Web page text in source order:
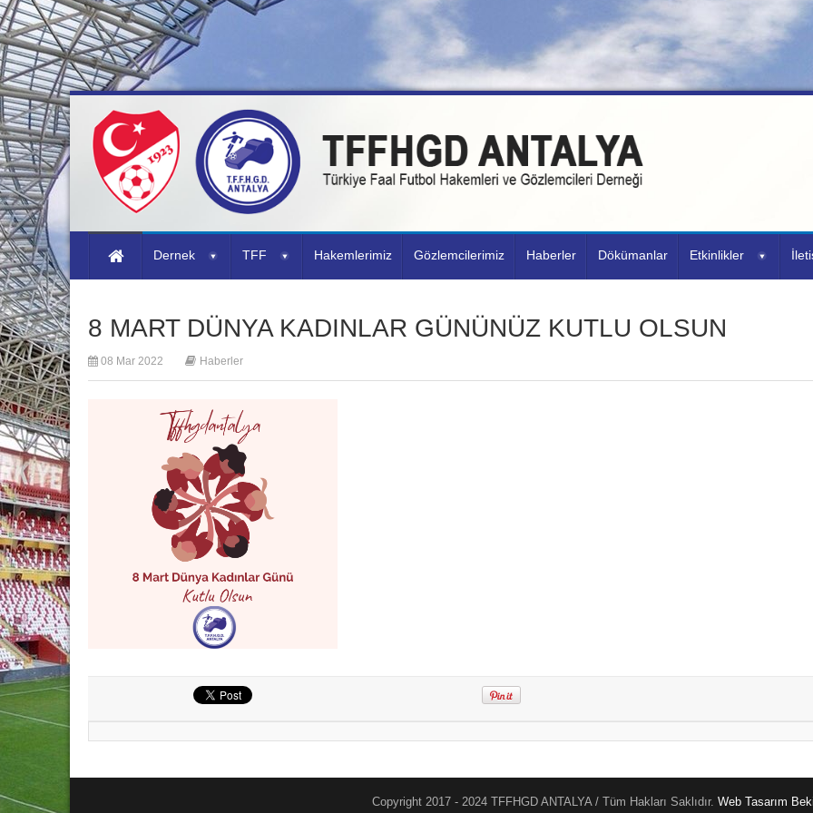
Dernek TFF Hakemlerimiz Gözlemcilerimiz Haberler Dökümanlar Etkinlikler
8 MART DÜNYA KADINLAR GÜNÜNÜZ KUTLU OLSUN
08 Mar 2022 Haberler
Copyright 2017 - 2024 TFFHGD ANTALYA / Tüm Hakları Saklıdır. Web Tasarım